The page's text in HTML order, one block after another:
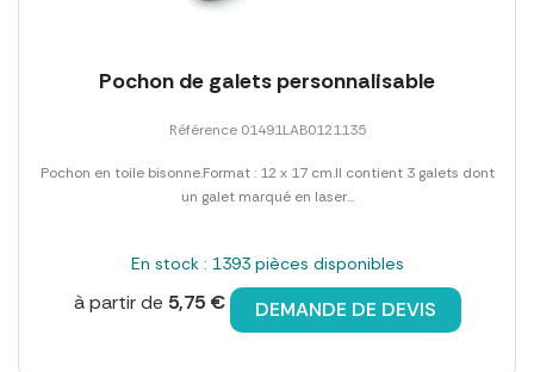
Pochon de galets personnalisable
Référence 01491LAB0121135
Pochon en toile bisonne.Format : 12 x 17 cm.Il contient 3 galets dont
un galet marqué en laser...
En stock : 1393 pièces disponibles
à partir de 5,75 € DEMANDE DE DEVIS